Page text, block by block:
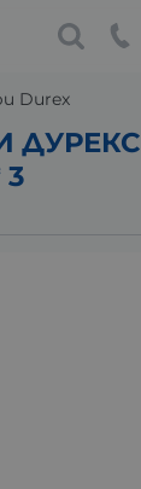
Durex
ДУРЕКС
3